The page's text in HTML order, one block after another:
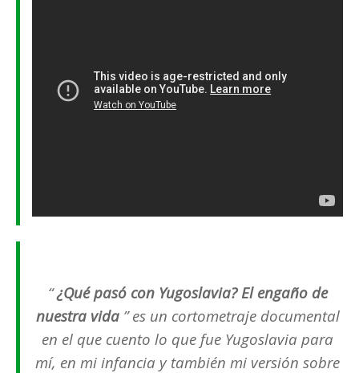
“¿Qué pasó con Yugoslavia? El engaño de
nuestra vida” es un cortometraje documental
en el que cuento lo que fue Yugoslavia para
mí, en mi infancia y también mi versión sobre